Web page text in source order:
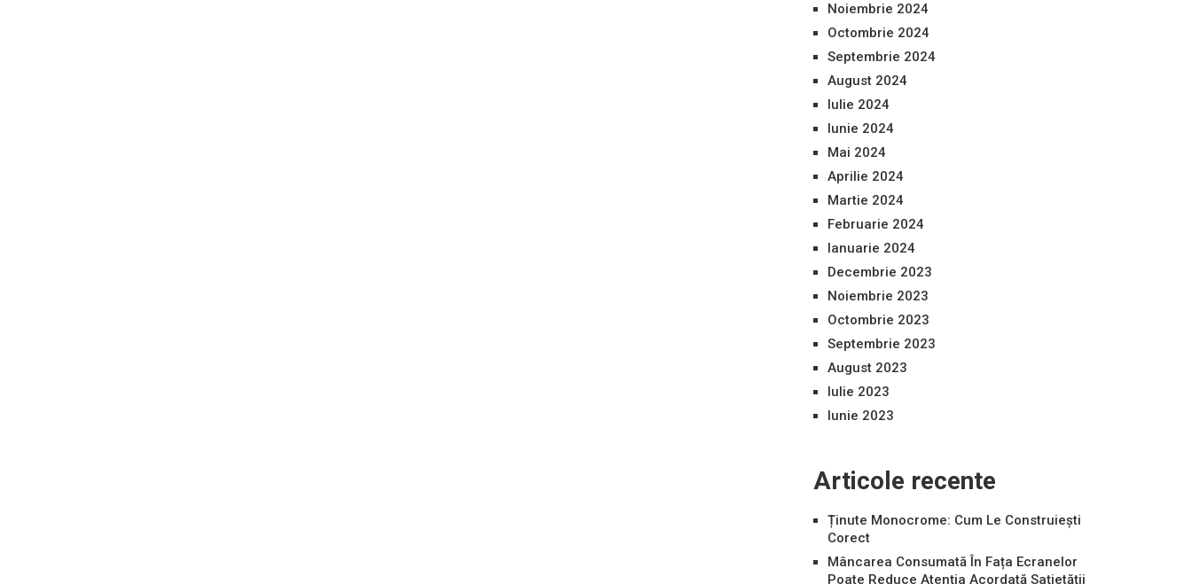
Noiembrie 2024
Octombrie 2024
Septembrie 2024
August 2024
Iulie 2024
Iunie 2024
Mai 2024
Aprilie 2024
Martie 2024
Februarie 2024
Ianuarie 2024
Decembrie 2023
Noiembrie 2023
Octombrie 2023
Septembrie 2023
August 2023
Iulie 2023
Iunie 2023
Articole recente
Ținute Monocrome: Cum Le Construiești
Corect
Mâncarea Consumată În Fața Ecranelor
Poate Reduce Atenția Acordată Sațietății